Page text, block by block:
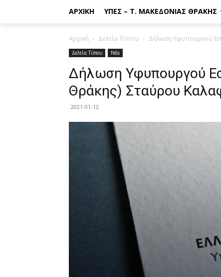
ΑΡΧΙΚΉ ΥΠΕΣ – Τ. ΜΑΚΕΔΟΝΊΑΣ ΘΡΆΚΗΣ
Αρχική Δελτία Τύπου Δήλωση Υφυπουργού
Δελτία Τύπου Νέα
Δήλωση Υφυπουργού
Θράκης) Σταύρου
2021-01-12